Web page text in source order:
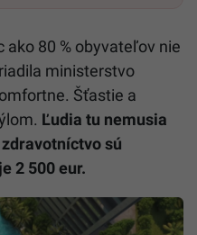
ako 80 % obyvateľov nie
ministerstvo
Šťastie a
Ľudia tu nemusia
sú
2 500 eur.